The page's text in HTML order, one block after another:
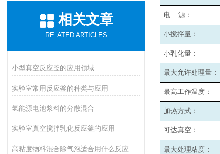
相关文章
RELATED ARTICLES
小型真空反应釜的应用领域
实验室常用反应釜的种类与应用
氢能源电池浆料的分散混合
实验室真空搅拌乳化反应釜的应用
电 源：
小搅拌量：
小乳化量：
最大允许处理量：
最高工作温度：
加热方式：
可达真空：
最大处理粘度：